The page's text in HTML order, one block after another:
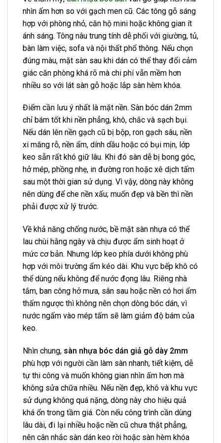
nhìn ấm hơn so với gạch men cũ. Các tông gỗ sáng
hợp với phòng nhỏ, căn hộ mini hoặc không gian ít
ánh sáng. Tông nâu trung tính dễ phối với giường, tủ,
bàn làm việc, sofa và nội thất phổ thông. Nếu chọn
đúng màu, mặt sàn sau khi dán có thể thay đổi cảm
giác căn phòng khá rõ mà chi phí vẫn mềm hơn
nhiều so với lát sàn gỗ hoặc lắp sàn hèm khóa.
Điểm cần lưu ý nhất là mặt nền. Sàn bóc dán 2mm
chỉ bám tốt khi nền phẳng, khô, chắc và sạch bụi.
Nếu dán lên nền gạch cũ bị bộp, ron gạch sâu, nền
xi măng rỗ, nền ẩm, dính dầu hoặc có bụi mịn, lớp
keo sẵn rất khó giữ lâu. Khi đó sàn dễ bị bong góc,
hở mép, phồng nhẹ, in đường ron hoặc xê dịch tấm
sau một thời gian sử dụng. Vì vậy, dòng này không
nên dùng để che nền xấu; muốn đẹp và bền thì nền
phải được xử lý trước.
Về khả năng chống nước, bề mặt sàn nhựa có thể
lau chùi hằng ngày và chịu được ẩm sinh hoạt ở
mức cơ bản. Nhưng lớp keo phía dưới không phù
hợp với môi trường ẩm kéo dài. Khu vực bếp khô có
thể dùng nếu không để nước đọng lâu. Riêng nhà
tắm, ban công hở mưa, sân sau hoặc nền có hơi ẩm
thấm ngược thì không nên chọn dòng bóc dán, vì
nước ngấm vào mép tấm sẽ làm giảm độ bám của
keo.
Nhìn chung, sàn nhựa bóc dán giả gỗ dày 2mm
phù hợp với người cần làm sàn nhanh, tiết kiệm, dễ
tự thi công và muốn không gian nhìn ấm hơn mà
không sửa chữa nhiều. Nếu nền đẹp, khô và khu vực
sử dụng không quá nặng, dòng này cho hiệu quả
khá ổn trong tầm giá. Còn nếu công trình cần dùng
lâu dài, đi lại nhiều hoặc nền cũ chưa thật phẳng,
nên cân nhắc sàn dán keo rời hoặc sàn hèm khóa